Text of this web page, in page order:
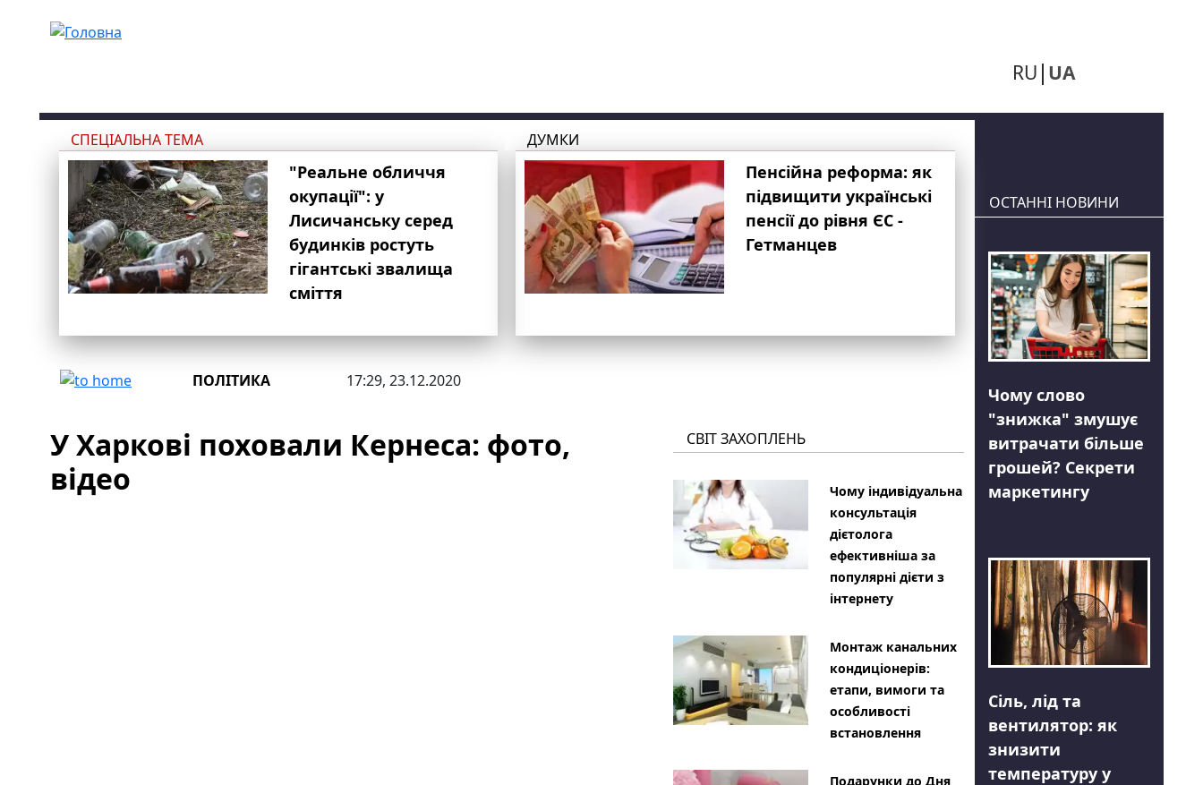
RU UA
СПЕЦІАЛЬНА ТЕМА
"Реальне обличчя
окупації": у
Лисичанську серед
будинків ростуть
гігантські звалища
сміття
ДУМКИ
Пенсійна реформа: як
підвищити українські
пенсії до рівня ЄС -
Гетманцев
ПОЛІТИКА 17:29, 23.12.2020
У Харкові поховали Кернеса: фото,
відео
СВІТ ЗАХОПЛЕНЬ
Чому індивідуальна
консультація
дієтолога
ефективніша за
популярні дієти з
інтернету
Монтаж канальних
кондиціонерів:
етапи, вимоги та
особливості
встановлення
Подарунки до Дня
ОСТАННІ НОВИНИ
Чому слово
"знижка" змушує
витрачати більше
грошей? Секрети
маркетингу
Сіль, лід та
вентилятор: як
знизити
температуру у